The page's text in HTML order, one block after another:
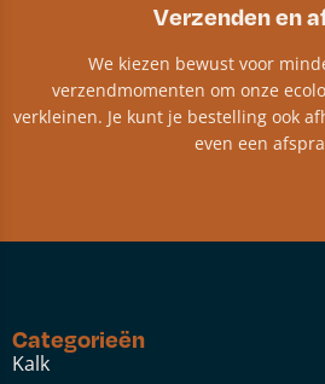
Verzenden en
We kiezen bewust voor
verzendmomenten om onze
verkleinen. Je kunt je bestelling ook
even een
Categorieën
Kalk